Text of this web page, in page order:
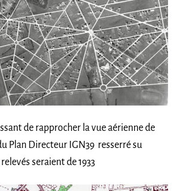
de rapprocher la vue aérienne de
Plan Directeur IGN39 resserré su
seraient de 1933